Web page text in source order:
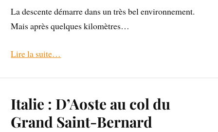
La descente démarre dans un très bel environnement.
Mais après quelques kilomètres…
Lire la suite…
Italie : D’Aoste au col du
Grand Saint-Bernard